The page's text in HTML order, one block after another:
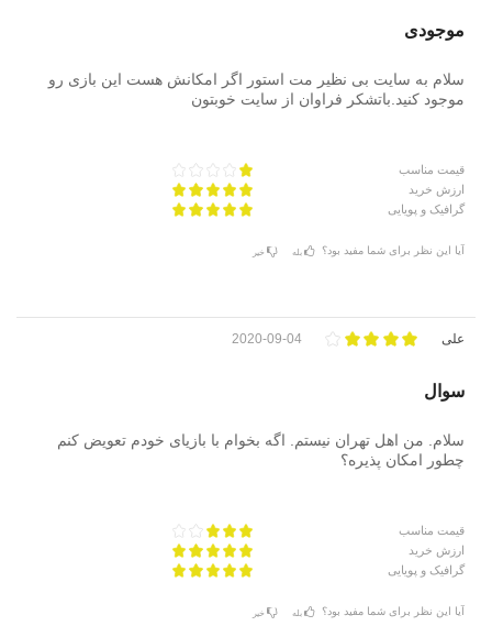
موجودی
سلام به سایت بی نظیر مت استور اگر امکانش هست این بازی رو
موجود کنید.باتشکر فراوان از سایت خوبتون
قیمت مناسب
ارزش خرید
گرافیک و پویایی
آیا این نظر برای شما مفید بود؟ بله خیر
علی 2020-09-04
سوال
سلام. من اهل تهران نیستم. اگه بخوام با بازیای خودم تعویض کنم
چطور امکان پذیره؟
قیمت مناسب
ارزش خرید
گرافیک و پویایی
آیا این نظر برای شما مفید بود؟ بله خیر